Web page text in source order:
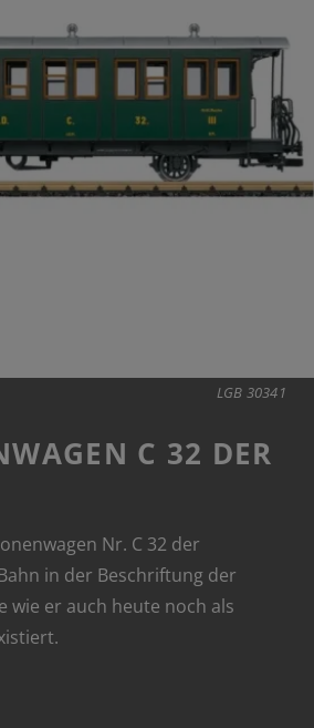
LGB 30341
C 32 DER
Nr. C 32 der
in der Beschriftung der
wie er auch heute noch als